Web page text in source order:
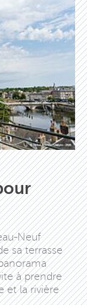
Neuf
sa terrasse
à prendre
et la rivière